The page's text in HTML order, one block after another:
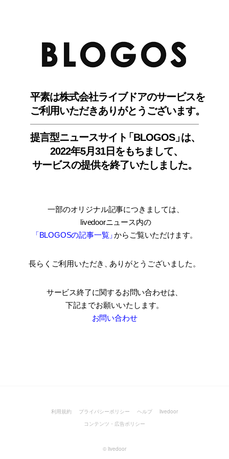
平素は株式会社ライブドアのサービスを
ご利用いただきありがとうございます。
提言型ニュースサイ ト「BLOGOS」は、
2022年5月31日をもちまして、
サービスの提供を終了いたしました。
一部のオリジナル記事につきましては
livedoorニュース内の
「BLOGOSの記事一覧」からご覧いただけます。
長らくご利用いただき ありがとうございました。
サービス終了に関するお問い合わせは、
下記までお願いいたします。
お問い合わせ
利用規約 プライバシーポリシー ヘルプ
livedoor
コンテンツ・広告ポリシー
© livedoor